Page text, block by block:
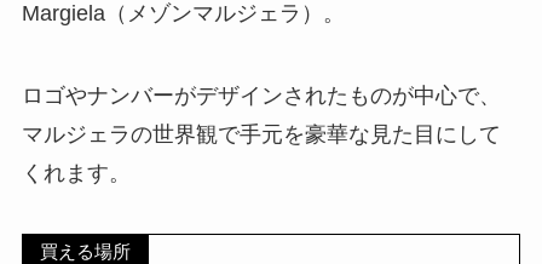
Margiela（メゾンマルジェラ）。
ロゴやナンバーがデザインされたものが中心で、
マルジェラの世界観で手元を豪華な見た目にして
くれます。
買える場所